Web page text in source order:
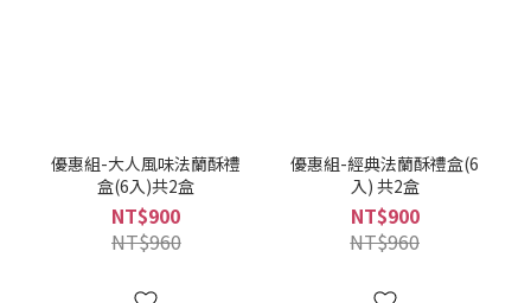
優惠組-大人風味法蘭酥禮
盒(6入)共2盒
NT$900
NT$960
優惠組-經典法蘭酥禮盒(6
入) 共2盒
NT$900
NT$960